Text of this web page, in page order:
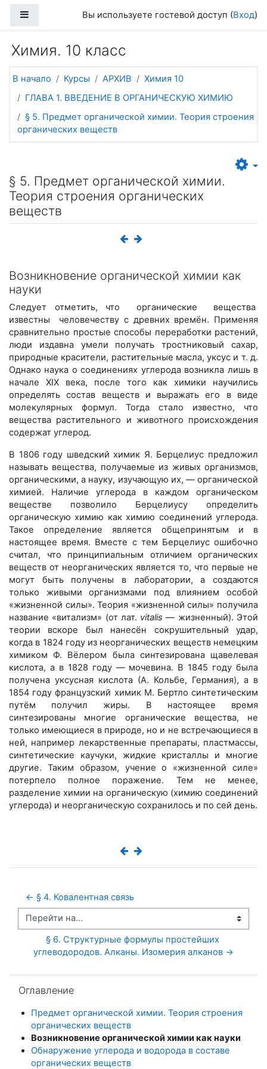
Боковая панельВы используете гостевой доступ (Вход)
Химия. 10 класс
В начало Курсы АРХИВ
Химия 10
ГЛАВА 1. ВВЕДЕНИЕ В ОРГАНИЧЕСКУЮ ХИМИЮ
§ 5. Предмет органической химии. Теория строения
органических веществ
§ 5. Предмет органической химии.
Теория строения органических
веществ
Возникновение органической химии как
науки
Следует отметить, что органические вещества
известны человечеству с древних времён. Применяя
сравнительно простые способы переработки растений,
люди издавна умели получать тростниковый сахар,
природные красители, растительные масла, уксус и т. д.
Однако наука о соединениях углерода возникла лишь в
начале XIX века, после того как химики научились
определять состав веществ и выражать его в виде
молекулярных формул. Тогда стало известно, что
вещества растительного и животного происхождения
содержат углерод.
В 1806 году шведский химик Я. Берцелиус предложил
называть вещества, получаемые из живых организмов,
органическими, а науку, изучающую их, — органической
химией. Наличие углерода в каждом органическом
веществе позволило Берцелиусу определить
органическую химию как химию соединений углерода.
Такое определение является общепринятым и в
настоящее время. Вместе с тем Берцелиус ошибочно
считал, что принципиальным отличием органических
веществ от неорганических является то, что первые не
могут быть получены в лаборатории, а создаются
только живыми организмами под влиянием особой
«жизненной силы». Теория «жизненной силы» получила
название «витализм» (от лат. vitalis— жизненный). Этой
теории вскоре был нанесён сокрушительный удар,
когда в 1824 году из неорганических веществ немецким
химиком Ф. Вёлером была синтезирована щавелевая
кислота, а в 1828 году — мочевина. В 1845 году была
получена уксусная кислота (А. Кольбе, Германия), а в
1854 году французский химик М. Бертло синтетическим
путём получил жиры. В настоящее время
синтезированы многие органические вещества, не
только имеющиеся в природе, но и не встречающиеся в
ней, например лекарственные препараты, пластмассы,
синтетические каучуки, жидкие кристаллы и многие
другие. Таким образом, учение о «жизненной силе»
потерпело полное поражение. Тем не менее,
разделение химии на органическую (химию соединений
углерода) и неорганическую сохранилось и по сей день.
← § 4. Ковалентная связь
Перейти на...
§ 6. Структурные формулы простейших
углеводородов. Алканы. Изомерия алканов →
Оглавление
Предмет органической химии. Теория строения
органических веществ
Возникновение органической химии как науки
Обнаружение углерода и водорода в составе
органических веществ